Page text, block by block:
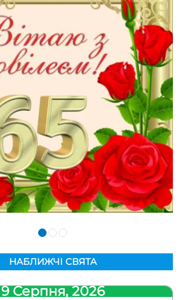
НАБЛИЖЧІ СВЯТА
9 Серпня, 2026